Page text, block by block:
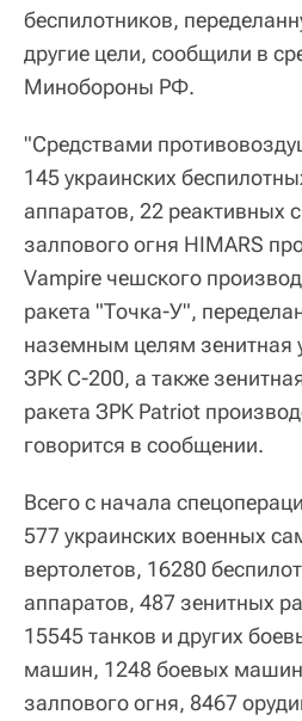
беспилотников,
другие цели, сообщили в
Минобороны РФ.
"Средствами
145 украинских
аппаратов, 22 реактивных
залпового огня HIMARS
Vampire чешского
ракета "Точка-У",
наземным целям зенитная
ЗРК С-200, а также
ракета ЗРК Patriot
говорится в сообщении.
Всего с начала
577 украинских военных
вертолетов, 16280
аппаратов, 487 зенитных
15545 танков и других
машин, 1248 боевых машин
залпового огня, 8467